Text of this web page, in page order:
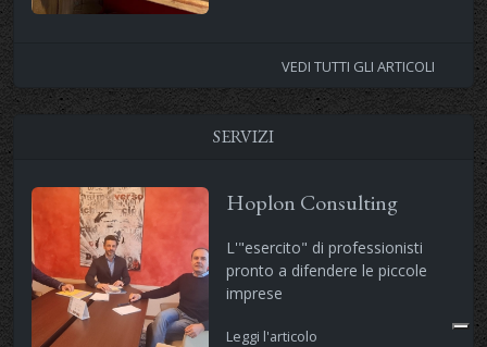
VEDI TUTTI GLI ARTICOLI
SERVIZI
Hoplon Consulting
L'"esercito" di professionisti
pronto a difendere le piccole
imprese
Leggi l'articolo